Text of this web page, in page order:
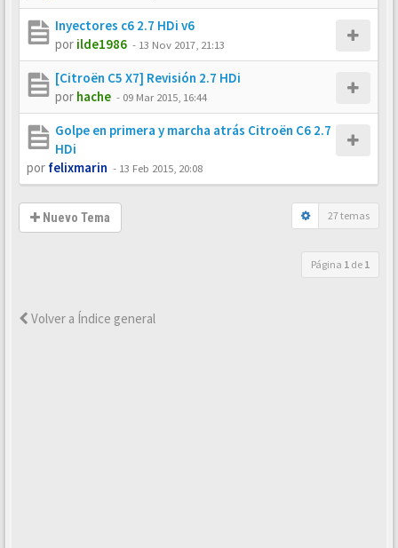
Inyectores c6 2.7 HDi v6
por ilde1986 - 13 Nov 2017, 21:13
[Citroën C5 X7] Revisión 2.7 HDi
por hache - 09 Mar 2015, 16:44
Golpe en primera y marcha atrás Citroën C6 2.7
HDi
por felixmarin - 13 Feb 2015, 20:08
Nuevo Tema 27 temas
Página 1 de 1
Volver a Índice general